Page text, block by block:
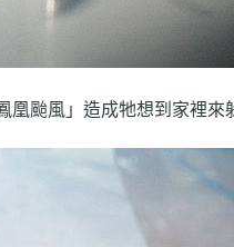
凰颱風」造成牠想到家裡